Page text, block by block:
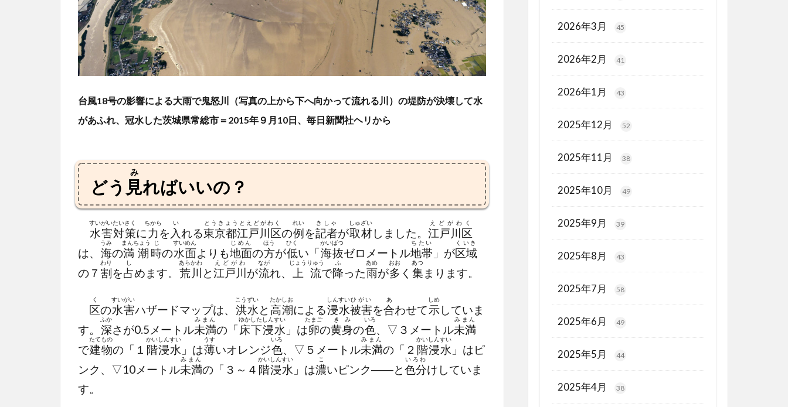
台風18号の影響による大雨で鬼怒川（写真の上から下へ向かって流れる川）の堤防が決壊して水
があふれ、冠水した茨城県常総市＝2015年９月10日、毎日新聞社ヘリから
どう 見
み
ればいいの？
水害
すいがい
対策
たいさく
に力
ちから
を 入
い
れる東京都江戸川区
とうきょうとえどがわく
の例
れい
を記者
きしゃ
が取材
しゅざい
しました。 江戸川区
えどがわく
は、 海
うみ
の満潮
まんちょう
時
じ
の水面
すいめん
よりも地面
じめん
の方
ほう
が低
ひく
い「海抜
かいばつ
ゼロメートル地帯
ちたい
」が区域
くいき
の７ 割
わり
を占
し
めます。 荒川
あらかわ
と江戸川
えどがわ
が流
なが
れ、 上流
じょうりゅう
で降
ふ
った雨
あめ
が多
おお
く 集
あつ
まります。
区
く
の水害
すいがい
ハザードマップは、 洪水
こうずい
と 高潮
たかしお
による浸水
しんすい
被害
ひがい
を合
あ
わせて示
しめ
していま
す。 深
ふか
さが0.5メートル未満
みまん
の「 床下
ゆかした
浸水
しんすい
」は卵
たまご
の黄身
きみ
の色
いろ
、▽３メートル未満
みまん
で建物
たてもの
の「１ 階
かい
浸水
しんすい
」は薄
うす
いオレンジ色
いろ
、▽５メートル未満
みまん
の「２ 階
かい
浸水
しんすい
」はピ
ンク、▽10メートル未満
みまん
の「３～４ 階
かい
浸水
しんすい
」は濃
こ
いピンク――と色分
いろわ
けしていま
す。
2026年3月 45
2026年2月 41
2026年1月 43
2025年12月 52
2025年11月 38
2025年10月 49
2025年9月 39
2025年8月 43
2025年7月 58
2025年6月 49
2025年5月 44
2025年4月 38